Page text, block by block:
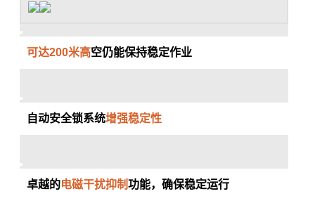
可达200米高空仍能保持稳定作业
自动安全锁系统增强稳定性
卓越的电磁干扰抑制功能，确保稳定运行